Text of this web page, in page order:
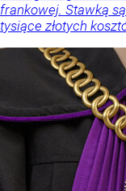
frankowej. Stawką
tysiące złotych